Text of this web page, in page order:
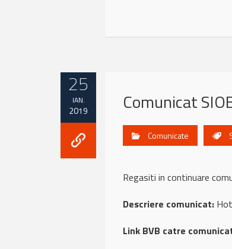
25
IAN.
2019 Comunicat
Comunicate
Regasiti in continuare
Descriere comunicat:
Link BVB catre